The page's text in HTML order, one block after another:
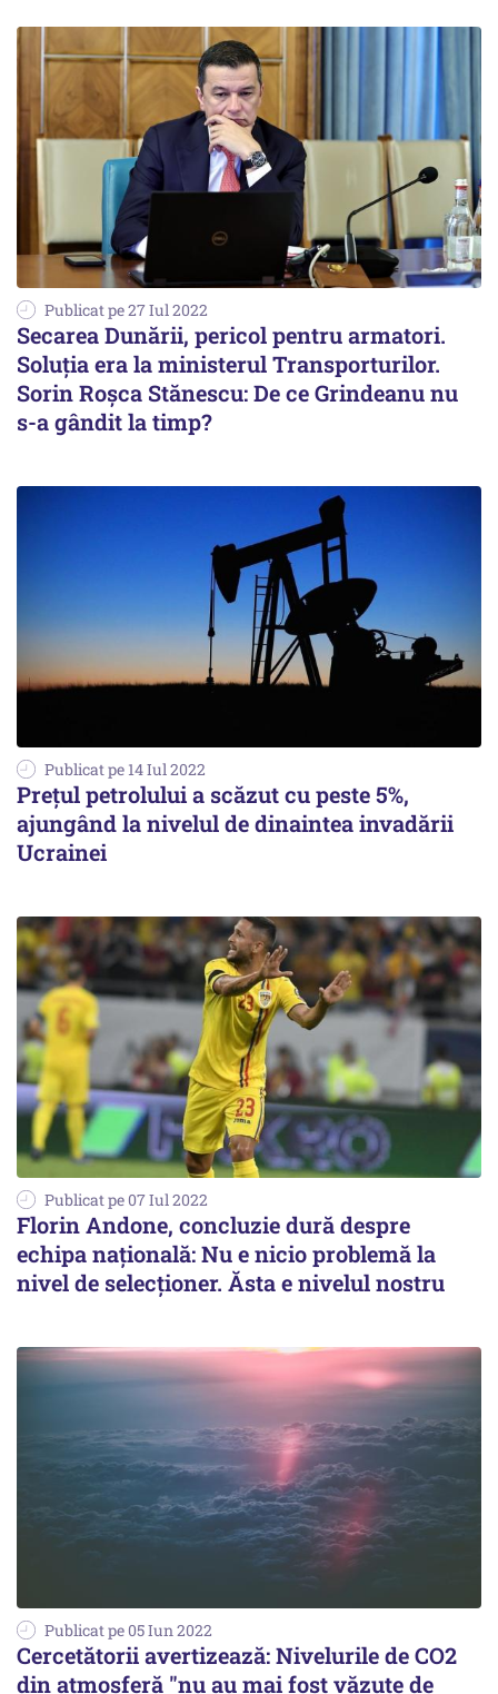
Publicat pe 27 Iul 2022
Secarea Dunării, pericol pentru armatori.
Soluţia era la ministerul Transporturilor.
Sorin Roşca Stănescu: De ce Grindeanu nu
s-a gândit la timp?
Publicat pe 14 Iul 2022
Preţul petrolului a scăzut cu peste 5%,
ajungând la nivelul de dinaintea invadării
Ucrainei
Publicat pe 07 Iul 2022
Florin Andone, concluzie dură despre
echipa naţională: Nu e nicio problemă la
nivel de selecţioner. Ăsta e nivelul nostru
Publicat pe 05 Iun 2022
Cercetătorii avertizează: Nivelurile de CO2
din atmosferă "nu au mai fost văzute de